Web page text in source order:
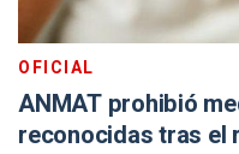
OFICIAL
ANMAT prohibió
reconocidas tras el